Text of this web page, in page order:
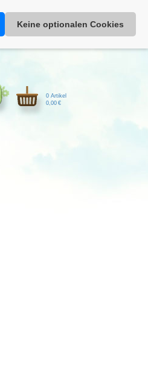
Kunden-Login|Warenkorb
Keine optionalen Cookies
0 Artikel
0,00 €